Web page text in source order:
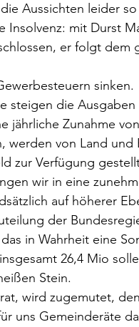
Aussichten leider
Insolvenz: mit Durst
er folgt
sinken.
steigen die
jährliche Zunahme
werden von Land
zur Verfügung
wir in eine
auf höherer
der
in Wahrheit eine
26,4 Mio
Stein.
wird zugemutet,
uns Gemeinderäte